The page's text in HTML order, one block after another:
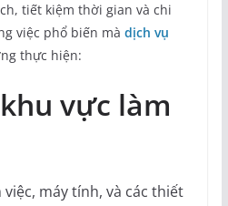
tiết kiệm thời gian và chi
việc phổ biến mà dịch vụ
thực hiện:
vực làm
máy tính, và các thiết